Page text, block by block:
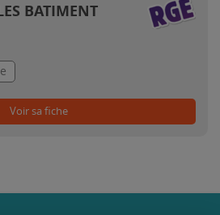
BATIMENT
Voir sa fiche